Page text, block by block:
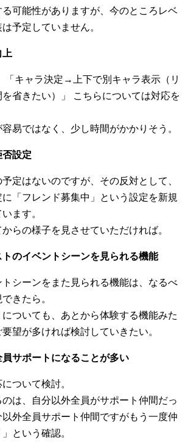
可能性がありますが、今のところレベ
予定していません。
上
「キャラ決定→上下で別キャラ表示（リ
省きたい）」 こちらについては対応を
易ではなく、少し時間がかかりそう。
否設定
定はないのですが、その反対として、
「フレンド募集中」という設定を新規
ます。
らの様子を見させていただければ。
トのイベントシーンを見られる機能
シーンをまた見られる機能は、なるべ
きたら。
ついても、あとから体験する機能みた
望が多ければ検討していきたい。
員サポートになることが多い
ついて検討。
は、自分以外全員がサポート仲間だっ
外全員サポート仲間ですがもう一度仲
という確認。